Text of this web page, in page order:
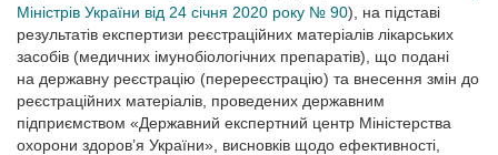
Міністрів України від 24 січня 2020 року № 90), на підставі
результатів експертизи реєстраційних матеріалів лікарських
засобів (медичних імунобіологічних препаратів), що подані
на державну реєстрацію (перереєстрацію) та внесення змін до
реєстраційних матеріалів, проведених державним
підприємством «Державний експертний центр Міністерства
охорони здоров’я України», висновків щодо ефективності,